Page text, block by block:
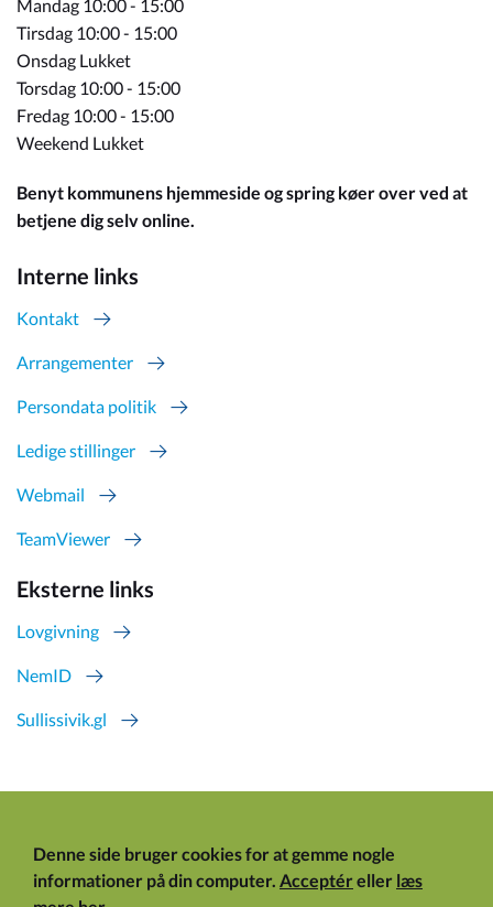
Mandag 10:00 - 15:00
Tirsdag 10:00 - 15:00
Onsdag Lukket
Torsdag 10:00 - 15:00
Fredag 10:00 - 15:00
Weekend Lukket
Benyt kommunens hjemmeside og spring køer over ved at
betjene dig selv online.
Interne links
Kontakt
Arrangementer
Persondata politik
Ledige stillinger
Webmail
TeamViewer
Eksterne links
Lovgivning
NemID
Sullissivik.gl
Denne side bruger cookies for at gemme nogle
informationer på din computer. Acceptéreller læs